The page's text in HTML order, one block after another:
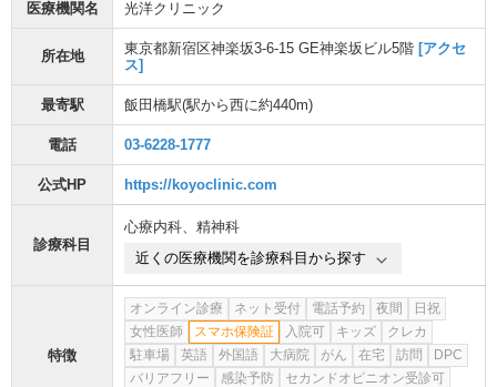
医療機関名 光洋クリニック
所在地 東京都新宿区神楽坂3-6-15 GE神楽坂ビル5階 [アクセ
ス]
最寄駅 飯田橋駅(駅から西に約440m)
電話 03-6228-1777
公式HP https://koyoclinic.com
診療科目
心療内科、 精神科
近くの医療機関を診療科目から探す
特徴
オンライン診療 ネット受付 電話予約 夜間
日祝
女性医師
スマホ保険証 入院可 キッズ
クレカ
駐車場
英語 外国語 大病院 がん 在宅 訪問
DPC
バリアフリー
感染予防
セカンドオピニオン受診可